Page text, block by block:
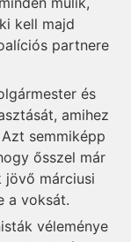
kell majd
partnere
és
amihez
semmiképp
ősszel már
jövő márciusi
a voksát.
véleménye